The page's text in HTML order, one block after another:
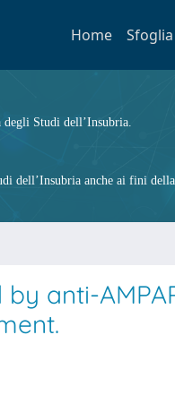
Home Sfoglia
Studi dell’Insubria.
dell’Insubria anche ai fini
anti-